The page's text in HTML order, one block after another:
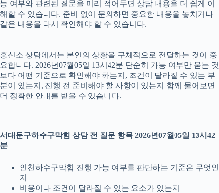
능 여부와 관련된 질문을 미리 적어두면 상담 내용을 더 쉽게 이
해할 수 있습니다. 준비 없이 문의하면 중요한 내용을 놓치거나
같은 내용을 다시 확인해야 할 수 있습니다.
흥신소 상담에서는 본인의 상황을 구체적으로 전달하는 것이 중
요합니다. 2026년07월05일 13시42분 단순히 가능 여부만 묻는 것
보다 어떤 기준으로 확인해야 하는지, 조건이 달라질 수 있는 부
분이 있는지, 진행 전 준비해야 할 사항이 있는지 함께 물어보면
더 정확한 안내를 받을 수 있습니다.
서대문구하수구막힘 상담 전 질문 항목 2026년07월05일 13시42
분
인천하수구막힘 진행 가능 여부를 판단하는 기준은 무엇인
지
비용이나 조건이 달라질 수 있는 요소가 있는지